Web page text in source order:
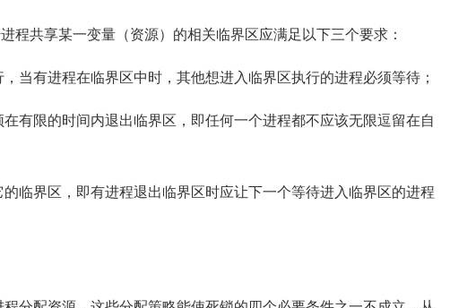
共享某一变量（资源）的相关临界区应满足以下三个要求：
有进程在临界区中时，其他想进入临界区执行的进程必须等待；
限的时间内退出临界区，即任何一个进程都不应该无限逗留在自
界区，即有进程退出临界区时应让下一个等待进入临界区的进程